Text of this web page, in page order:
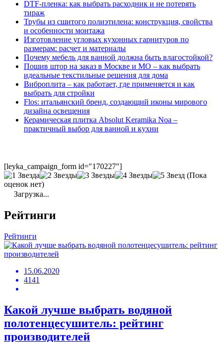
DTF-пленка: как выбрать расходник и не потерять
тираж
Трубы из сшитого полиэтилена: конструкция, свойства
и особенности монтажа
Изготовление угловых кухонных гарнитуров по
размерам: расчет и материалы
Почему мебель для ванной должна быть влагостойкой?
Пошив штор на заказ в Москве и МО – как выбрать
идеальные текстильные решения для дома
Виброплита – как работает, где применяется и как
выбрать для стройки
Flos: итальянский бренд, создающий иконы мирового
дизайна освещения
Керамическая плитка Absolut Keramika Noa –
практичный выбор для ванной и кухни
[leyka_campaign_form id="170227"]
(Пока
оценок нет)
Загрузка...
Рейтинги
Рейтинги
15.06.2020
4141
Какой лучше выбрать водяной
полотенцесушитель: рейтинг
производителей